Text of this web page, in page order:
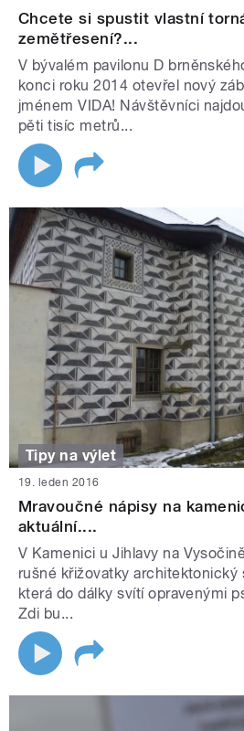
Chcete si spustit vlastní
zemětřesení?...
V bývalém pavilonu D
konci roku 2014 otevřel nový
jménem VIDA! Návštěvníci
pěti tisíc metrů...
Tipy na výlet
19. leden 2016
Mravoučné nápisy na
aktuální....
V Kamenici u Jihlavy na
rušné křižovatky architektonický
která do dálky svítí opravenými
Zdi bu...